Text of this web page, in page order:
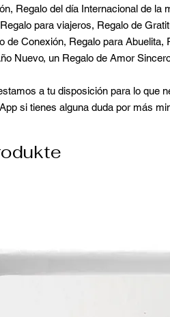
Regalo del día Internacional de la
para viajeros, Regalo de
de Conexión, Regalo para Abuelita,
Nuevo, un Regalo de Amor
a tu disposición para lo que
si tienes alguna duda por más